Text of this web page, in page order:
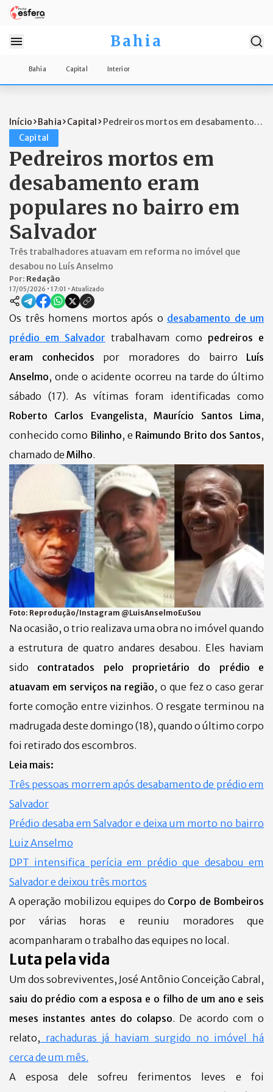
Bahia
Bahia Capital Interior
Início Bahia Capital
Pedreiros mortos em desabamento
Capital
Pedreiros mortos em
desabamento eram
populares no bairro em
Salvador
Três trabalhadores atuavam em reforma no imóvel que
desabou no Luís Anselmo
Por: Redação
17/05/2026 • 17:01 • Atualizado
Os três homens mortos após o desabamento de um
prédio em Salvador trabalhavam como pedreiros e
eram conhecidos por moradores do bairro Luís
Anselmo, onde o acidente ocorreu na tarde do último
sábado (17). As vítimas foram identificadas como
Roberto Carlos Evangelista,Maurício Santos Lima,
conhecido como Bilinho, e Raimundo Brito dos Santos,
chamado de Milho.
Foto: Reprodução/Instagram @LuisAnselmoEuSou
Na ocasião, o trio realizava uma obra no imóvel quando
a estrutura de quatro andares desabou. Eles haviam
sido contratados pelo proprietário do prédio e
atuavam em serviços na região, o que fez o caso gerar
forte comoção entre vizinhos. O resgate terminou na
madrugada deste domingo (18), quando o último corpo
foi retirado dos escombros.
Leia mais:
Três pessoas morrem após desabamento de prédio em
Salvador
Prédio desaba em Salvador e deixa um morto no bairro
Luiz Anselmo
DPT intensifica perícia em prédio que desabou em
Salvador e deixou três mortos
A operação mobilizou equipes do Corpo de Bombeiros
por várias horas e reuniu moradores que
acompanharam o trabalho das equipes no local.
Luta pela vida
Um dos sobreviventes, José Antônio Conceição Cabral,
saiu do prédio com a esposa e o filho de um ano e seis
meses instantes antes do colapso. De acordo com o
relato, rachaduras já haviam surgido no imóvel há
cerca de um mês.
A esposa dele sofreu ferimentos leves e foi